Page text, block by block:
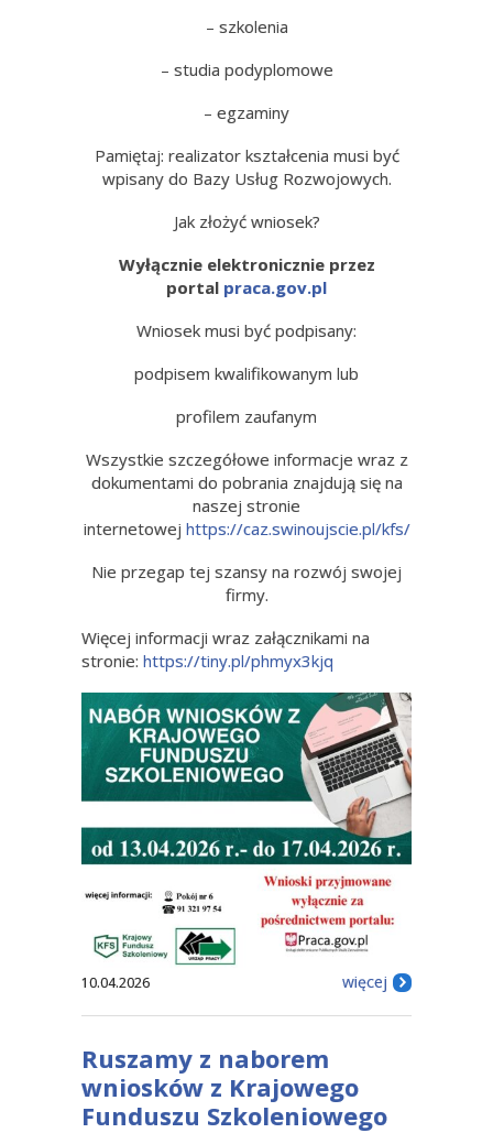
– szkolenia
– studia podyplomowe
– egzaminy
Pamiętaj: realizator kształcenia musi być
wpisany do Bazy Usług Rozwojowych.
Jak złożyć wniosek?
Wyłącznie elektronicznie przez
portal praca.gov.pl
Wniosek musi być podpisany:
podpisem kwalifikowanym lub
profilem zaufanym
Wszystkie szczegółowe informacje wraz z
dokumentami do pobrania znajdują się na
naszej stronie
internetowej https://caz.swinoujscie.pl/kfs/
Nie przegap tej szansy na rozwój swojej
firmy.
Więcej informacji wraz załącznikami na
stronie: https://tiny.pl/phmyx3kjq
10.04.2026 więcej
Ruszamy z naborem
wniosków z Krajowego
Funduszu Szkoleniowego